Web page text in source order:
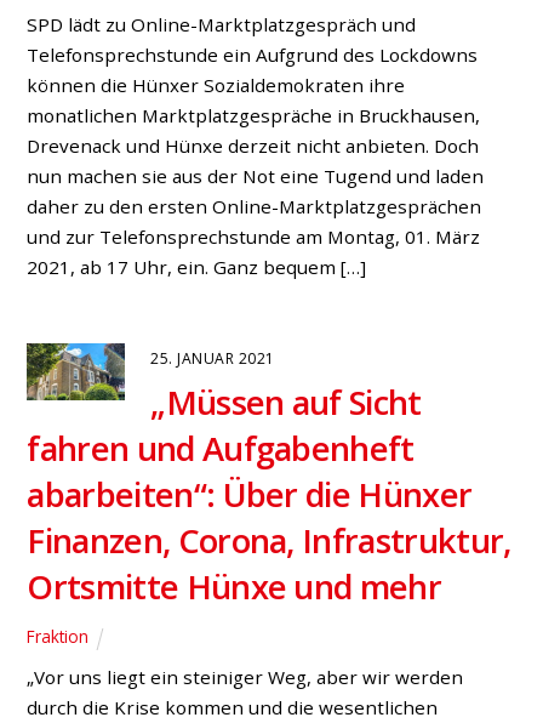
SPD lädt zu Online-Marktplatzgespräch und
Telefonsprechstunde ein Aufgrund des Lockdowns
können die Hünxer Sozialdemokraten ihre
monatlichen Marktplatzgespräche in Bruckhausen,
Drevenack und Hünxe derzeit nicht anbieten. Doch
nun machen sie aus der Not eine Tugend und laden
daher zu den ersten Online-Marktplatzgesprächen
und zur Telefonsprechstunde am Montag, 01. März
2021, ab 17 Uhr, ein. Ganz bequem […]
25. JANUAR 2021
„Müssen auf Sicht
fahren und Aufgabenheft
abarbeiten“: Über die Hünxer
Finanzen, Corona, Infrastruktur,
Ortsmitte Hünxe und mehr
Fraktion
„Vor uns liegt ein steiniger Weg, aber wir werden
durch die Krise kommen und die wesentlichen